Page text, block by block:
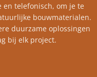
en telefonisch, om je te
bouwmaterialen.
duurzame oplossingen
bij elk project.​